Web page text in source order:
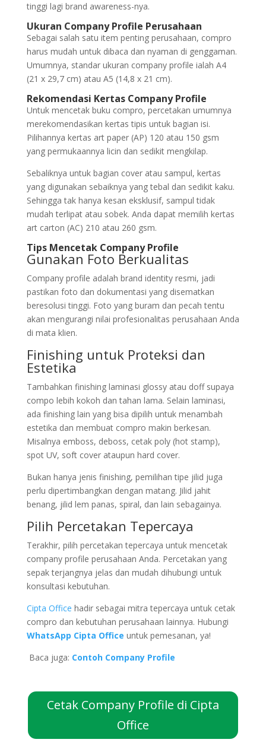
tinggi lagi brand awareness-nya.
Ukuran Company Profile Perusahaan
Sebagai salah satu item penting perusahaan, compro
harus mudah untuk dibaca dan nyaman di genggaman.
Umumnya, standar ukuran company profile ialah A4
(21 x 29,7 cm) atau A5 (14,8 x 21 cm).
Rekomendasi Kertas Company Profile
Untuk mencetak buku compro, percetakan umumnya
merekomendasikan kertas tipis untuk bagian isi.
Pilihannya kertas art paper (AP) 120 atau 150 gsm
yang permukaannya licin dan sedikit mengkilap.
Sebaliknya untuk bagian cover atau sampul, kertas
yang digunakan sebaiknya yang tebal dan sedikit kaku.
Sehingga tak hanya kesan eksklusif, sampul tidak
mudah terlipat atau sobek. Anda dapat memilih kertas
art carton (AC) 210 atau 260 gsm.
Tips Mencetak Company Profile
Gunakan Foto Berkualitas
Company profile adalah brand identity resmi, jadi
pastikan foto dan dokumentasi yang disematkan
beresolusi tinggi. Foto yang buram dan pecah tentu
akan mengurangi nilai profesionalitas perusahaan Anda
di mata klien.
Finishing untuk Proteksi dan
Estetika
Tambahkan finishing laminasi glossy atau doff supaya
compo lebih kokoh dan tahan lama. Selain laminasi,
ada finishing lain yang bisa dipilih untuk menambah
estetika dan membuat compro makin berkesan.
Misalnya emboss, deboss, cetak poly (hot stamp),
spot UV, soft cover ataupun hard cover.
Bukan hanya jenis finishing, pemilihan tipe jilid juga
perlu dipertimbangkan dengan matang. Jilid jahit
benang, jilid lem panas, spiral, dan lain sebagainya.
Pilih Percetakan Tepercaya
Terakhir, pilih percetakan tepercaya untuk mencetak
company profile perusahaan Anda. Percetakan yang
sepak terjangnya jelas dan mudah dihubungi untuk
konsultasi kebutuhan.
Cipta Office hadir sebagai mitra tepercaya untuk cetak
compro dan kebutuhan perusahaan lainnya. Hubungi
WhatsApp Cipta Office untuk pemesanan, ya!
Baca juga: Contoh Company Profile
Cetak Company Profile di Cipta
Office